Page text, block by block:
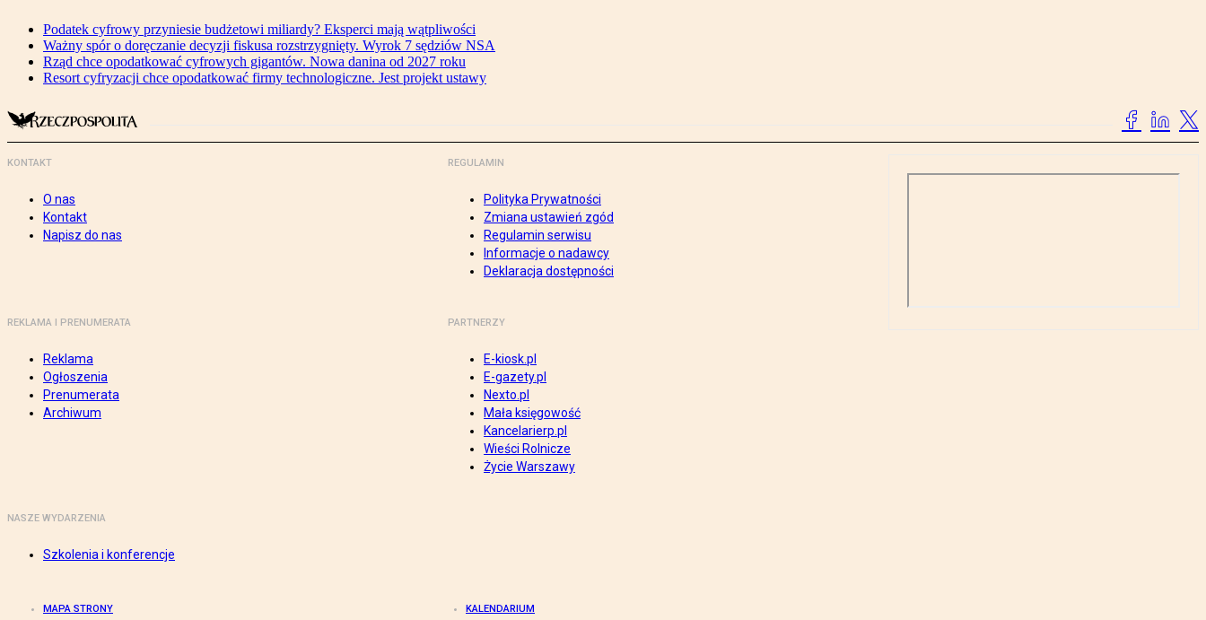
Podatek cyfrowy przyniesie budżetowi miliardy? Eksperci mają wątpliwości
Ważny spór o doręczanie decyzji fiskusa rozstrzygnięty. Wyrok 7 sędziów NSA
Rząd chce opodatkować cyfrowych gigantów. Nowa danina od 2027 roku
Resort cyfryzacji chce opodatkować firmy technologiczne. Jest projekt ustawy
KONTAKT
O nas
Kontakt
Napisz do nas
REGULAMIN
Polityka Prywatności
Zmiana ustawień zgód
Regulamin serwisu
Informacje o nadawcy
Deklaracja dostępności
REKLAMA I PRENUMERATA
Reklama
Ogłoszenia
Prenumerata
Archiwum
PARTNERZY
E-kiosk.pl
E-gazety.pl
Nexto.pl
Mała księgowość
Kancelarierp.pl
Wieści Rolnicze
Życie Warszawy
NASZE WYDARZENIA
Szkolenia i konferencje
MAPA STRONY KALENDARIUM